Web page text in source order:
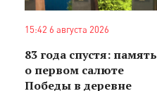
15:42 6 августа 2026
83 года спустя: память
о первом салюте
Победы в деревне